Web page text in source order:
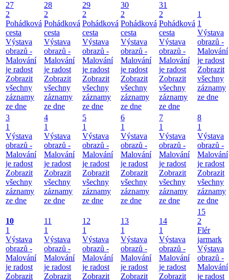
27
2
Pohádková
cesta
Výstava
obrazů -
Malování
je radost
Zobrazit
všechny
záznamy
ze dne
28
2
Pohádková
cesta
Výstava
obrazů -
Malování
je radost
Zobrazit
všechny
záznamy
ze dne
29
2
Pohádková
cesta
Výstava
obrazů -
Malování
je radost
Zobrazit
všechny
záznamy
ze dne
30
2
Pohádková
cesta
Výstava
obrazů -
Malování
je radost
Zobrazit
všechny
záznamy
ze dne
31
2
Pohádková
cesta
Výstava
obrazů -
Malování
je radost
Zobrazit
všechny
záznamy
ze dne
1
1
Výstava
obrazů -
Malování
je radost
Zobrazit
všechny
záznamy
ze dne
3
1
Výstava
obrazů -
Malování
je radost
Zobrazit
všechny
záznamy
ze dne
4
1
Výstava
obrazů -
Malování
je radost
Zobrazit
všechny
záznamy
ze dne
5
1
Výstava
obrazů -
Malování
je radost
Zobrazit
všechny
záznamy
ze dne
6
1
Výstava
obrazů -
Malování
je radost
Zobrazit
všechny
záznamy
ze dne
7
1
Výstava
obrazů -
Malování
je radost
Zobrazit
všechny
záznamy
ze dne
8
1
Výstava
obrazů -
Malování
je radost
Zobrazit
všechny
záznamy
ze dne
10
1
Výstava
obrazů -
Malování
je radost
Zobrazit
11
1
Výstava
obrazů -
Malování
je radost
Zobrazit
12
1
Výstava
obrazů -
Malování
je radost
Zobrazit
13
1
Výstava
obrazů -
Malování
je radost
Zobrazit
14
1
Výstava
obrazů -
Malování
je radost
Zobrazit
15
2
Flér
jarmark
Výstava
obrazů -
Malování
je radost